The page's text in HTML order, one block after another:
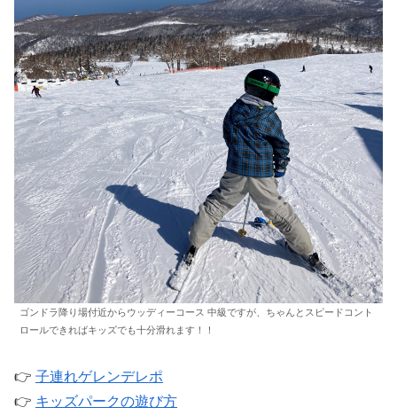
ゴンドラ降り場付近からウッディーコース 中級ですが、ちゃんとスピードコント
ロールできればキッズでも十分滑れます！！
👉 子連れゲレンデレポ
👉 キッズパークの遊び方